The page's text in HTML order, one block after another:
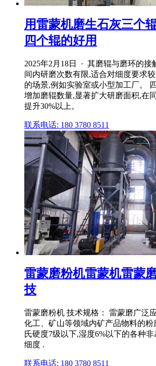
用雷蒙机磨生石灰三个
四个辊的好用
2025年2月18日 · 其磨辊与磨环的接
间内研磨次数有限,适合对细度要求
的场景,例如实验室或小型加工厂。
增加磨辊数量,显著扩大研磨面积,在
提升30%以上。
联系电话: 180 3780 8511
雷蒙磨粉机雷蒙机雷蒙
技
雷蒙磨粉机 技术规格： 雷蒙磨广泛
化工、矿山等领域内矿产品物料的
氏硬度7级以下,湿度6%以下的各种
细度 .
联系电话: 180 3780 8511